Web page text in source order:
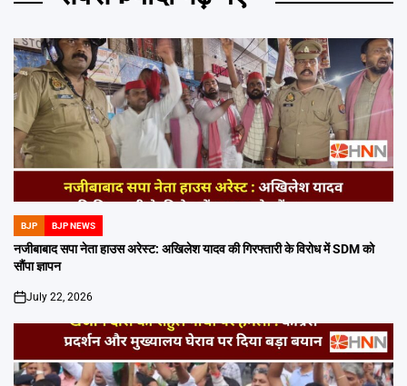
POSTED
IN
BJP BJP NEWS
नजीबाबाद सपा नेता हाउस अरेस्ट: अखिलेश यादव की गिरफ्तारी के विरोध में SDM को
सौंपा ज्ञापन
on
July 22, 2026